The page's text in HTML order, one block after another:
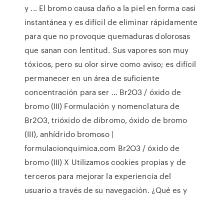
y ... El bromo causa daño a la piel en forma casi
instantánea y es difícil de eliminar rápidamente
para que no provoque quemaduras dolorosas
que sanan con lentitud. Sus vapores son muy
tóxicos, pero su olor sirve como aviso; es difícil
permanecer en un área de suficiente
concentración para ser … Br2O3 / óxido de
bromo (III) Formulación y nomenclatura de
Br2O3, trióxido de dibromo, óxido de bromo
(III), anhídrido bromoso |
formulacionquimica.com Br2O3 / óxido de
bromo (III) X Utilizamos cookies propias y de
terceros para mejorar la experiencia del
usuario a través de su navegación. ¿Qué es y